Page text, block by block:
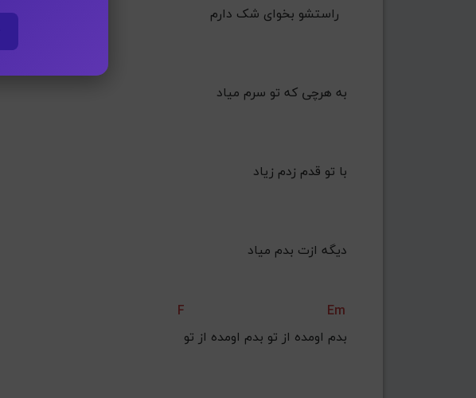
ﺑﻪ ﻫﺮﭼﻰ ﻛﻪ ﺗﻮ ﺳﺮم ﻣﻴﺎد
    ﺑﺎ ﺗﻮ ﻗﺪم زدم زﻳﺎد
دﻳﮕﻪ ازت ﺑﺪم ﻣﻴﺎد
F
Em
    ﺑﺪم اوﻣﺪه از ﺗﻮ ﺑﺪم اوﻣﺪه از ﺗﻮ